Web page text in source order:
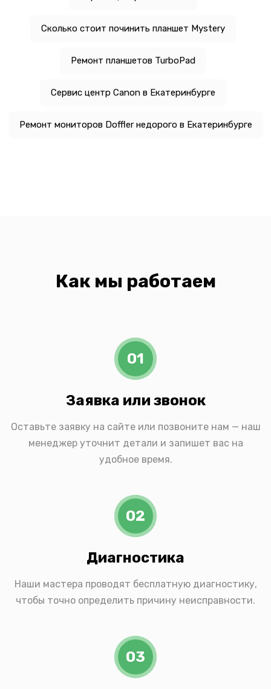
Сколько стоит починить планшет Mystery
Ремонт планшетов TurboPad
Сервис центр Canon в Екатеринбурге
Ремонт мониторов Doffler недорого в Екатеринбурге
Как мы работаем
01
Заявка или звонок
Оставьте заявку на сайте или позвоните нам — наш
менеджер уточнит детали и запишет вас на
удобное время.
02
Диагностика
Наши мастера проводят бесплатную диагностику,
чтобы точно определить причину неисправности.
03